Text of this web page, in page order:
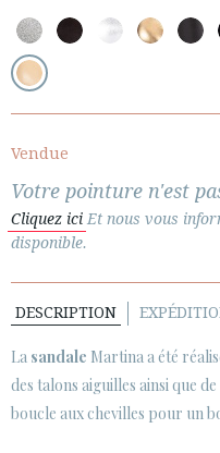
· SERVICE CLIENT
· EXPÉDITIONS
· POLITIQUE DE
· INFORMATION LÉGALE
 
SECURE WEB SSL CERTIFICATE
Vendue
Votre pointure n'est
Cliquez ici Et nous vous
disponible.
DESCRIPTION
La sandale Martina a été
des talons aiguilles ainsi que
boucle aux chevilles pour un